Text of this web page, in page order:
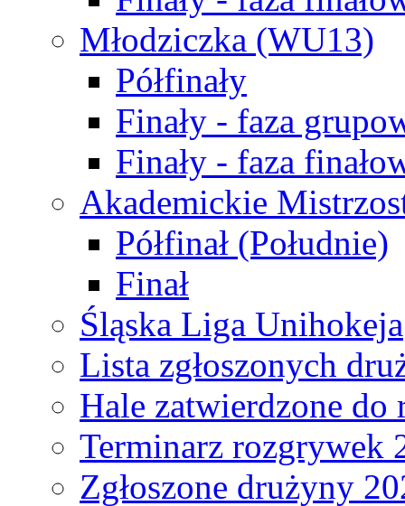
Młodziczka (WU13)
Półfinały
Finały - faza
Finały - faza
Akademickie
Półfinał (Południe)
Finał
Śląska Liga Unihokeja
Lista zgłoszonych
Hale zatwierdzone do
Terminarz rozgrywek
Zgłoszone drużyny